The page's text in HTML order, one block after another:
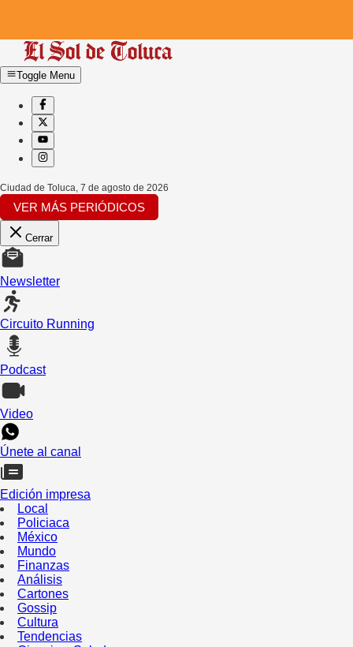
Toggle Menu
Ciudad de Toluca 7 de agosto de 2026
VER MÁS PERIÓDICOS
Cerrar
Newsletter
Circuito Running
Podcast
Video
Únete al canal
Edición impresa
Local
Policiaca
México
Mundo
Finanzas
Análisis
Cartones
Gossip
Cultura
Tendencias